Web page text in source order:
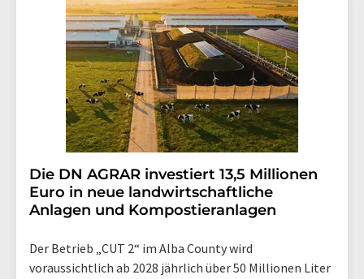
Die DN AGRAR investiert 13,5 Millionen
Euro in neue landwirtschaftliche
Anlagen und Kompostieranlagen
Der Betrieb „CUT 2“ im Alba County wird
voraussichtlich ab 2028 jährlich über 50 Millionen Liter